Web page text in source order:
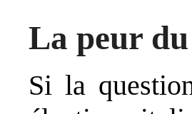
La peur du
Si la